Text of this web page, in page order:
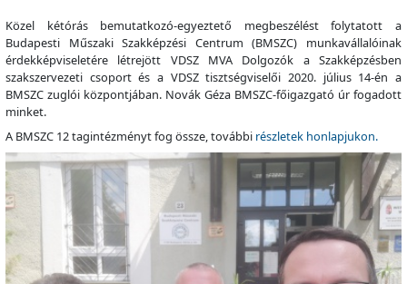
Közel kétórás bemutatkozó-egyeztető megbeszélést folytatott a
Budapesti Műszaki Szakképzési Centrum (BMSZC) munkavállalóinak
érdekképviseletére létrejött VDSZ MVA Dolgozók a Szakképzésben
szakszervezeti csoport és a VDSZ tisztségviselői 2020. július 14-én a
BMSZC zuglói központjában. Novák Géza BMSZC-főigazgató úr fogadott
minket.
A BMSZC 12 tagintézményt fog össze, további részletek honlapjukon.